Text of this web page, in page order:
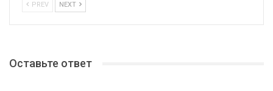
PREV NEXT
Оставьте ответ